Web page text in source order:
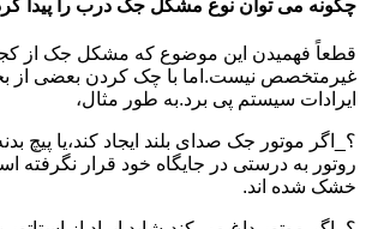
چگونه می توان نوع مشکل جک درب را پیدا
قطعاً فهمیدن این موضوع که مشکل جک از
غیرمتخصص نیست.اما با چک کردن بعضی از
ایرادات سیستم پی برد.به طور مثال،
؟_اگر موتور جک صدای بلند ایجاد کند،یا پیچ
روتور به درستی در جایگاه خود قرار نگرفته
خشک شده اند.